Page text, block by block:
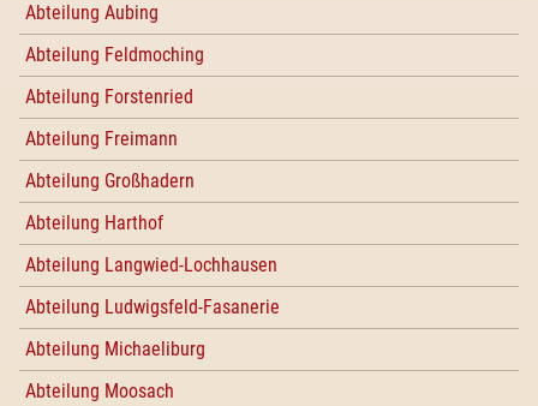
Abteilung Aubing
Abteilung Feldmoching
Abteilung Forstenried
Abteilung Freimann
Abteilung Großhadern
Abteilung Harthof
Abteilung Langwied-Lochhausen
Abteilung Ludwigsfeld-Fasanerie
Abteilung Michaeliburg
Abteilung Moosach